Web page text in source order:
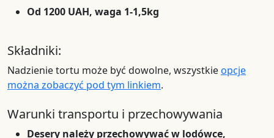
Od 1200 UAH, waga 1-1,5kg
Składniki:
Nadzienie tortu może być dowolne, wszystkieopcje
można zobaczyć pod tym linkiem.
Warunki transportu i przechowywania
Desery należy przechowywać w lodówce,